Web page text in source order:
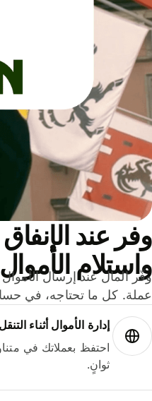
عند الإنفاق
الأموال
كل ما تحتاجه، في حساب
إدارة الأموال أثناء التنقل
احتفظ بعملاتك في
ثوانٍ.